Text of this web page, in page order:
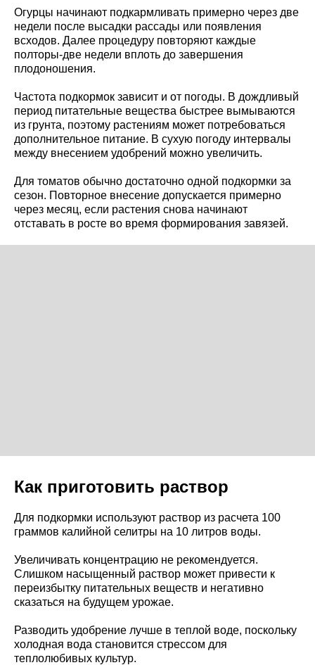
Огурцы начинают подкармливать примерно через две
недели после высадки рассады или появления
всходов. Далее процедуру повторяют каждые
полторы-две недели вплоть до завершения
плодоношения.
Частота подкормок зависит и от погоды. В дождливый
период питательные вещества быстрее вымываются
из грунта, поэтому растениям может потребоваться
дополнительное питание. В сухую погоду интервалы
между внесением удобрений можно увеличить.
Для томатов обычно достаточно одной подкормки за
сезон. Повторное внесение допускается примерно
через месяц, если растения снова начинают
отставать в росте во время формирования завязей.
Как приготовить раствор
Для подкормки используют раствор из расчета 100
граммов калийной селитры на 10 литров воды.
Увеличивать концентрацию не рекомендуется.
Слишком насыщенный раствор может привести к
переизбытку питательных веществ и негативно
сказаться на будущем урожае.
Разводить удобрение лучше в теплой воде, поскольку
холодная вода становится стрессом для
теплолюбивых культур.